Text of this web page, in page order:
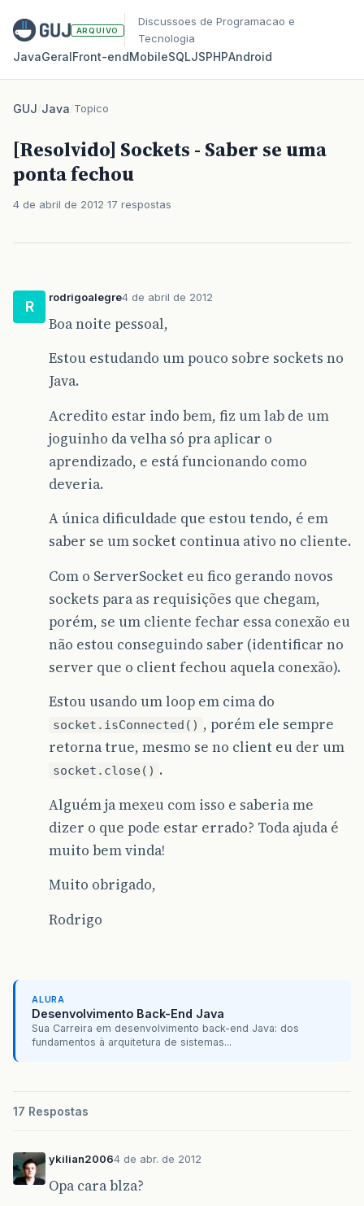
ARQUIVO
Discussoes de Programacao e
Tecnologia
JavaGeralFront‑endMobileSQLJSPHPAndroid
GUJ/Java/Topico
[Resolvido] Sockets - Saber se uma
ponta fechou
4 de abril de 2012 17 respostas
R
rodrigoalegre4 de abril de 2012
Boa noite pessoal,
Estou estudando um pouco sobre sockets no
Java.
Acredito estar indo bem, fiz um lab de um
joguinho da velha só pra aplicar o
aprendizado, e está funcionando como
deveria.
A única dificuldade que estou tendo, é em
saber se um socket continua ativo no cliente.
Com o ServerSocket eu fico gerando novos
sockets para as requisições que chegam,
porém, se um cliente fechar essa conexão eu
não estou conseguindo saber (identificar no
server que o client fechou aquela conexão).
Estou usando um loop em cima do
socket.isConnected() , porém ele sempre
retorna true, mesmo se no client eu der um
socket.close() .
Alguém ja mexeu com isso e saberia me
dizer o que pode estar errado? Toda ajuda é
muito bem vinda!
Muito obrigado,
Rodrigo
ALURA
Desenvolvimento Back-End Java
Sua Carreira em desenvolvimento back-end Java: dos
fundamentos à arquitetura de sistemas...
17 Respostas
ykilian20064 de abr. de 2012
Opa cara blza?